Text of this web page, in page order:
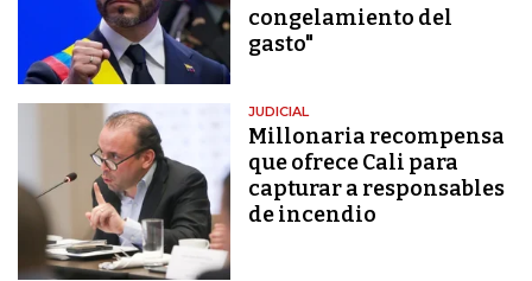
congelamiento del
gasto"
JUDICIAL
Millonaria recompensa
que ofrece Cali para
capturar a responsables
de incendio